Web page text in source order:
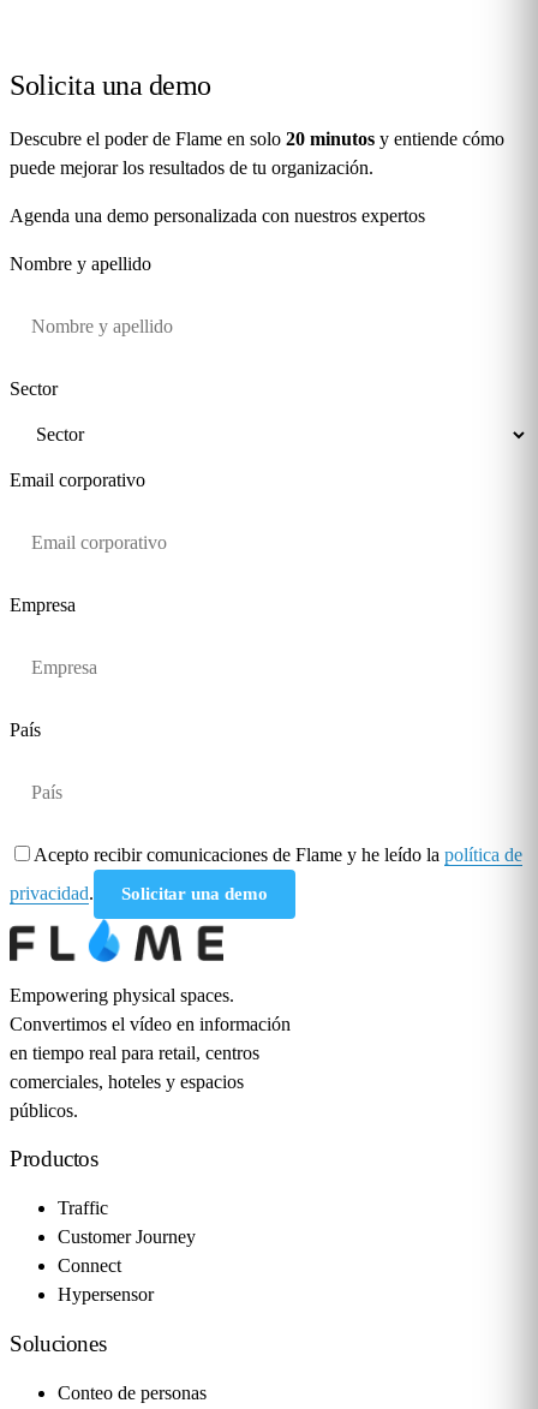
Solicita una demo
Descubre el poder de Flame en solo 20 minutos y entiende cómo
puede mejorar los resultados de tu organización.
Agenda una demo personalizada con nuestros expertos
Nombre y apellido
Sector
Email corporativo
Empresa
País
Acepto recibir comunicaciones de Flame y he leído la política de
privacidad. Solicitar una demo
Empowering physical spaces.
Convertimos el vídeo en información
en tiempo real para retail, centros
comerciales, hoteles y espacios
públicos.
Productos
Traffic
Customer Journey
Connect
Hypersensor
Soluciones
Conteo de personas